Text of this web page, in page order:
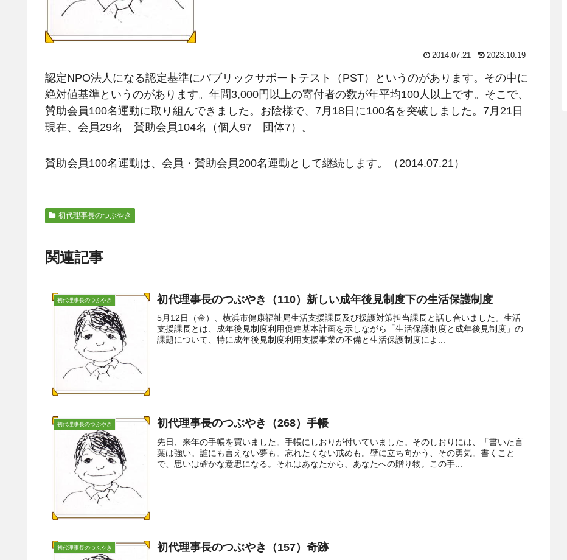
2014.07.21 2023.10.19
認定NPO法人になる認定基準にパブリックサポートテスト（PST）というのがあります。その中に
絶対値基準というのがあります。年間3,000円以上の寄付者の数が年平均100人以上です。そこで、
賛助会員100名運動に取り組んできました。お陰様で、7月18日に100名を突破しました。7月21日
現在、会員29名 賛助会員104名（個人97 団体7）。
賛助会員100名運動は、会員・賛助会員200名運動として継続します。（2014.07.21）
初代理事長のつぶやき
関連記事
初代理事長のつぶやき 初代理事長のつぶやき（110）新しい成年後見制度下の生活保護制度
5月12日（金）、横浜市健康福祉局生活支援課長及び援護対策担当課長と話し合いました。生活
支援課長とは、成年後見制度利用促進基本計画を示しながら「生活保護制度と成年後見制度」の
課題について、特に成年後見制度利用支援事業の不備と生活保護制度によ...
初代理事長のつぶやき 初代理事長のつぶやき（268）手帳
先日、来年の手帳を買いました。手帳にしおりが付いていました。そのしおりには、「書いた言
葉は強い。誰にも言えない夢も。忘れたくない戒めも。壁に立ち向かう、その勇気。書くこと
で、思いは確かな意思になる。それはあなたから、あなたへの贈り物。この手...
初代理事長のつぶやき 初代理事長のつぶやき（157）奇跡